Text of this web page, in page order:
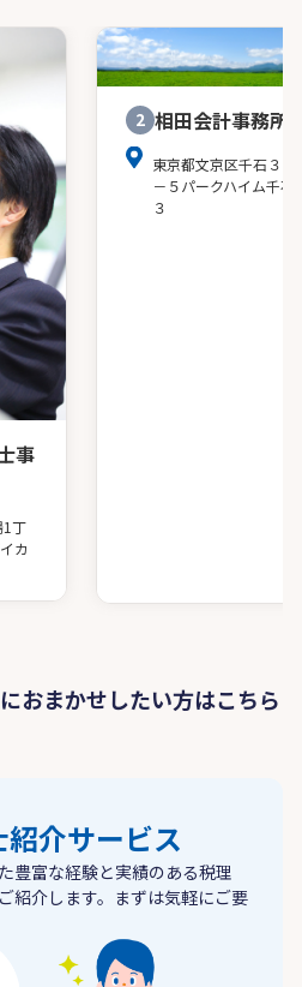
事
1丁
カ
2 相田会計事務所
東京都文京区千石３－
－５パークハイム千石
３
おまかせしたい方はこちら
介サービス
豊富な経験と実績のある税理
紹介します。まずは気軽にご要